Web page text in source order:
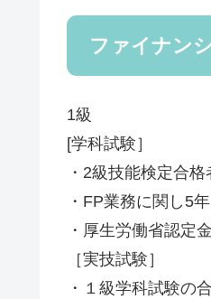
ファイナン
1級
[学科試験］
・2級技能検定合
・FP業務に関し5
・厚生労働省認定
［実技試験］
・１級学科試験の